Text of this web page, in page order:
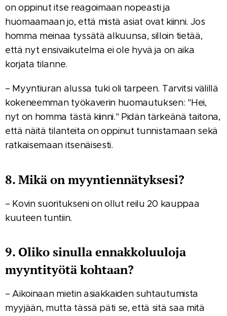
on oppinut itse reagoimaan nopeasti ja
huomaamaan jo, että mistä asiat ovat kiinni. Jos
homma meinaa tyssätä alkuunsa, silloin tietää,
että nyt ensivaikutelma ei ole hyvä ja on aika
korjata tilanne.
– Myyntiuran alussa tuki oli tarpeen. Tarvitsi välillä
kokeneemman työkaverin huomautuksen: "Hei,
nyt on homma tästä kiinni." Pidän tärkeänä taitona,
että näitä tilanteita on oppinut tunnistamaan sekä
ratkaisemaan itsenäisesti.
8. Mikä on myyntiennätyksesi?
– Kovin suoritukseni on ollut reilu 20 kauppaa
kuuteen tuntiin.
9. Oliko sinulla ennakkoluuloja
myyntityötä kohtaan?
– Aikoinaan mietin asiakkaiden suhtautumista
myyjään, mutta tässä päti se, että sitä saa mitä